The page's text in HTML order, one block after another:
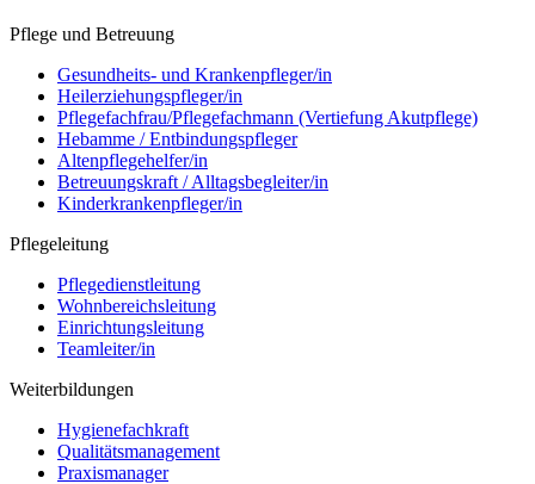
Pflege und Betreuung
Gesundheits- und Krankenpfleger/in
Heilerziehungspfleger/in
Pflegefachfrau/Pflegefachmann (Vertiefung Akutpflege)
Hebamme / Entbindungspfleger
Altenpflegehelfer/in
Betreuungskraft / Alltagsbegleiter/in
Kinderkrankenpfleger/in
Pflegeleitung
Pflegedienstleitung
Wohnbereichsleitung
Einrichtungsleitung
Teamleiter/in
Weiterbildungen
Hygienefachkraft
Qualitätsmanagement
Praxismanager